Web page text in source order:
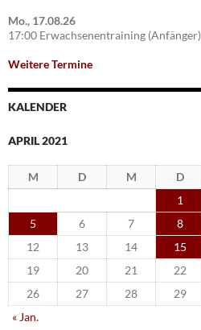
Mo., 17.08.26
17:00 Erwachsenentraining (Anfänger)
Weitere Termine
KALENDER
APRIL 2021
M D M D
1
5
6 7 8
12
13 14 15
19
20 21 22
26
27 28 29
« Jan.